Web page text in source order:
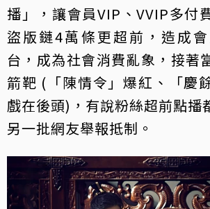
播」，讓會員VIP、VVIP多付
盜版鏈4萬條更超前，造成
台，成為社會消費亂象，接著
箭靶 (「陳情令」爆紅、「慶
戲在後頭)，有說粉絲超前點播
另一批網友舉報抵制。